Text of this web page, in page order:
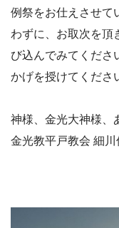
例祭をお仕えさせて
わずに、お取次を頂
び込んでみてくださ
かげを授けてくださ
神様、金光大神様、
金光教平戸教会 細川